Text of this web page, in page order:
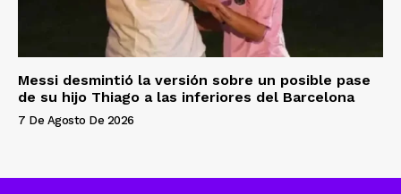
Messi desmintió la versión sobre un posible pase
de su hijo Thiago a las inferiores del Barcelona
7 De Agosto De 2026